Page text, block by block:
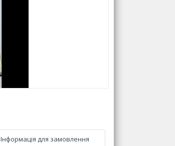
Інформація для замовлення